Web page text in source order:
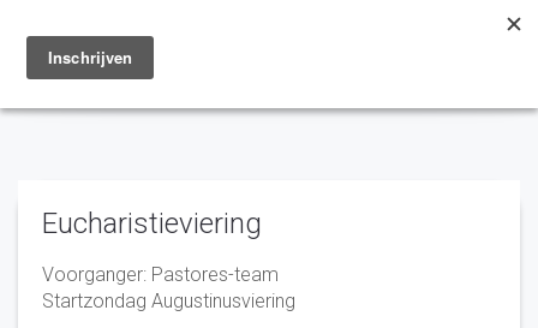
Toggle
navigation
Eucharistieviering
Voorganger: Pastores-team
Startzondag Augustinusviering